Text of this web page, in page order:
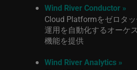
Wind River Conductor »
Cloud Platformをゼロタッ
運用を自動化するオーケ
機能を提供
Wind River Analytics »